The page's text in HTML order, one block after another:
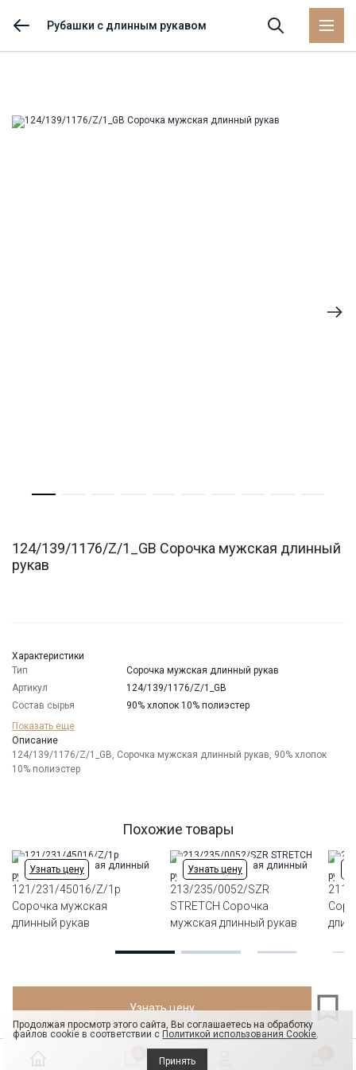
Рубашки с длинным рукавом
124/139/1176/Z/1_GB Сорочка мужская длинный
рукав
Характеристики
Тип
Сорочка мужская длинный рукав
Артикул
124/139/1176/Z/1_GB
Состав сырья
90% хлопок 10% полиэстер
Бренд
Модель
Цвет
Голубой
Отделка
классический закругленный на пуговицах 6 см
Силуэт
Полуприталенный силуэт / Regular fit
Показать еще
Описание
124/139/1176/Z/1_GB, Сорочка мужская длинный рукав, 90% хлопок
10% полиэстер
Похожие товары
Узнать цену
121/231/45016/Z/1p
Сорочка мужская
длинный рукав
Узнать цену
213/235/0052/SZR
STRETCH Сорочка
мужская длинный рукав
211/
Узнать цену
Продолжая просмотр этого сайта, Вы соглашаетесь на обработку
файлов cookie в соответствии с Политикой использования Cookie.
Принять